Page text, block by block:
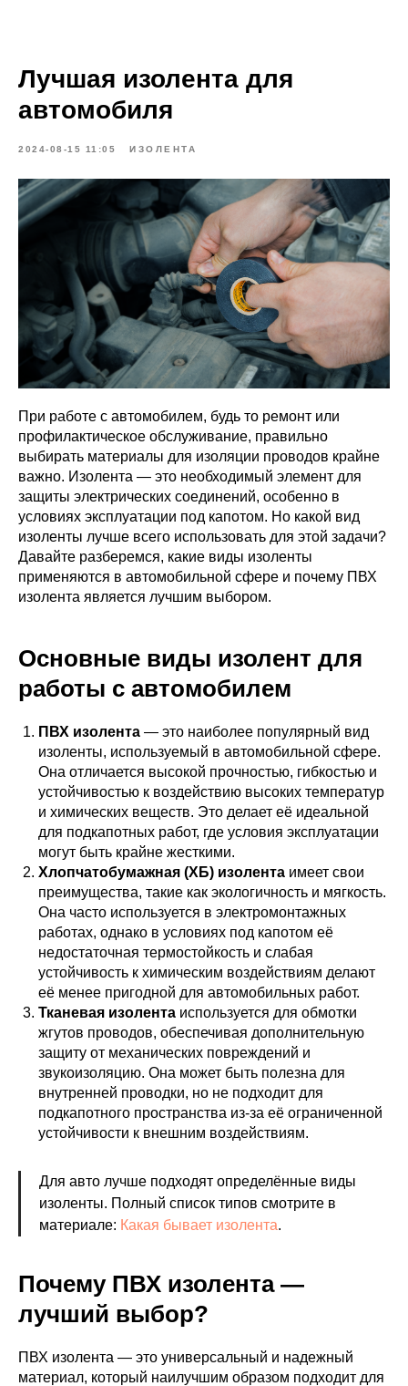
Лучшая изолента для
автомобиля
2024-08-15 11:05 ИЗОЛЕНТА
При работе с автомобилем, будь то ремонт или
профилактическое обслуживание, правильно
выбирать материалы для изоляции проводов крайне
важно. Изолента — это необходимый элемент для
защиты электрических соединений, особенно в
условиях эксплуатации под капотом. Но какой вид
изоленты лучше всего использовать для этой задачи?
Давайте разберемся, какие виды изоленты
применяются в автомобильной сфере и почему ПВХ
изолента является лучшим выбором.
Основные виды изолент для
работы с автомобилем
ПВХ изолента — это наиболее популярный вид
изоленты, используемый в автомобильной сфере.
Она отличается высокой прочностью, гибкостью и
устойчивостью к воздействию высоких температур
и химических веществ. Это делает её идеальной
для подкапотных работ, где условия эксплуатации
могут быть крайне жесткими.
Хлопчатобумажная (ХБ) изолента имеет свои
преимущества, такие как экологичность и мягкость.
Она часто используется в электромонтажных
работах, однако в условиях под капотом её
недостаточная термостойкость и слабая
устойчивость к химическим воздействиям делают
её менее пригодной для автомобильных работ.
Тканевая изолента используется для обмотки
жгутов проводов, обеспечивая дополнительную
защиту от механических повреждений и
звукоизоляцию. Она может быть полезна для
внутренней проводки, но не подходит для
подкапотного пространства из-за её ограниченной
устойчивости к внешним воздействиям.
Для авто лучше подходят определённые виды
изоленты. Полный список типов смотрите в
материале: Какая бывает изолента.
Почему ПВХ изолента —
лучший выбор?
ПВХ изолента — это универсальный и надежный
материал, который наилучшим образом подходит для